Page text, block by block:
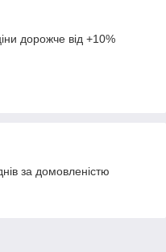
дорожче від +10%
за домовленістю